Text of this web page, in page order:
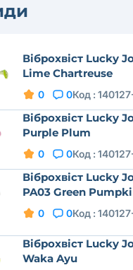
Віброхвіст Lucky
Lime Chartreuse
0 0Код :
Віброхвіст Lucky
Purple Plum
0 0Код :
Віброхвіст Lucky
PA03 Green
0 0Код :
Віброхвіст Lucky
Waka Ayu